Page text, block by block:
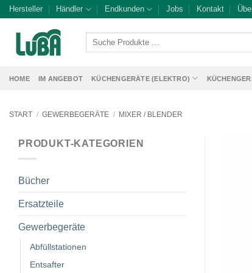
Zum
springen
Hersteller Händler Endkunden Jobs Kontakt
Suche
HOME IM ANGEBOT KÜCHENGERÄTE (ELEKTRO)
START / GEWERBEGERÄTE / MIXER / BLENDER
PRODUKT-KATEGORIEN
Bücher
Ersatzteile
Gewerbegeräte
Abfüllstationen
Entsafter